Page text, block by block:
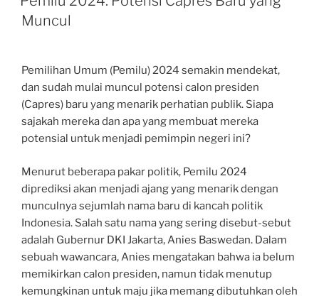
Muncul
Pemilihan Umum (Pemilu) 2024 semakin mendekat,
dan sudah mulai muncul potensi calon presiden
(Capres) baru yang menarik perhatian publik. Siapa
sajakah mereka dan apa yang membuat mereka
potensial untuk menjadi pemimpin negeri ini?
Menurut beberapa pakar politik, Pemilu 2024
diprediksi akan menjadi ajang yang menarik dengan
munculnya sejumlah nama baru di kancah politik
Indonesia. Salah satu nama yang sering disebut-sebut
adalah Gubernur DKI Jakarta, Anies Baswedan. Dalam
sebuah wawancara, Anies mengatakan bahwa ia belum
memikirkan calon presiden, namun tidak menutup
kemungkinan untuk maju jika memang dibutuhkan oleh